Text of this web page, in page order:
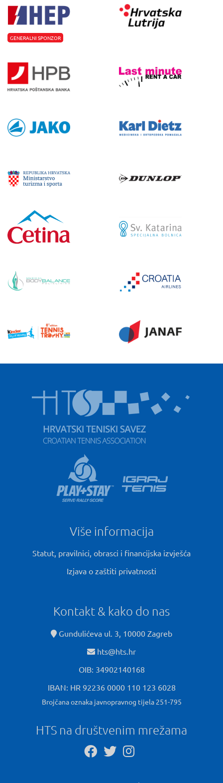
GENERALNI SPONZOR
Više informacija
Statut, pravilnici, obrasci i financijska izvješća
Izjava o zaštiti privatnosti
Kontakt & kako do nas
Gundulićeva ul. 3, 10000 Zagreb
hts@hts.hr
OIB: 34902140168
IBAN: HR 92236 0000 110 123 6028
Brojčana oznaka javnopravnog tijela 251-795
HTS na društvenim mrežama